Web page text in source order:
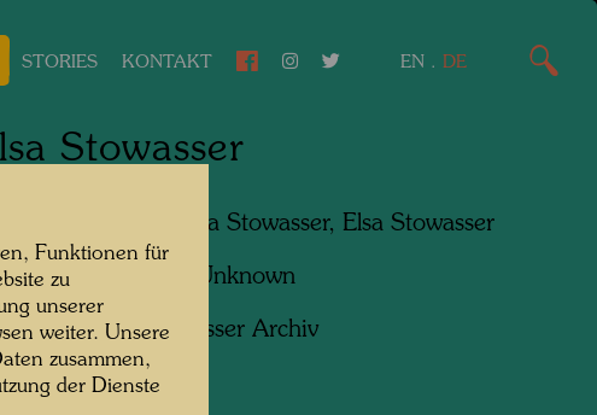
STORIES KONTAKT EN . DE
Stowasser
Elsa Stowasser, Elsa Stowasser
Unbekannt Unknown
Hundertwasser Archiv
Funktionen für
zu
unserer
weiter. Unsere
zusammen,
der Dienste